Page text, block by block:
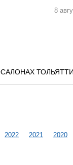
8
ТОЛЬЯТТИ
2022 2021 2020